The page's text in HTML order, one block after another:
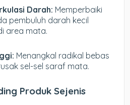
Darah: Memperbaiki
pembuluh darah kecil
area mata.
Menangkal radikal bebas
sel-sel saraf mata.
Produk Sejenis